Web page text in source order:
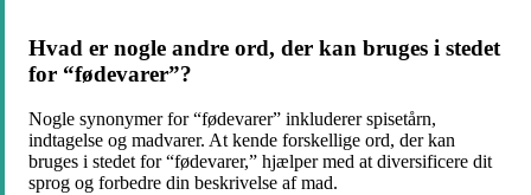
Hvad er nogle andre ord, der kan bruges i stedet
for “fødevarer”?
Nogle synonymer for “fødevarer” inkluderer spisetårn,
indtagelse og madvarer. At kende forskellige ord, der kan
bruges i stedet for “fødevarer,” hjælper med at diversificere dit
sprog og forbedre din beskrivelse af mad.